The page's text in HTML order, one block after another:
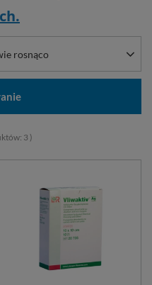
rosnąco
3 )